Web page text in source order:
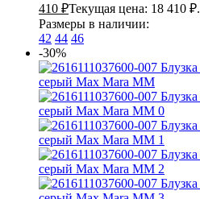
410 ₽Текущая цена: 18 410 ₽.
Размеры в наличии:
42 44 46
-30%